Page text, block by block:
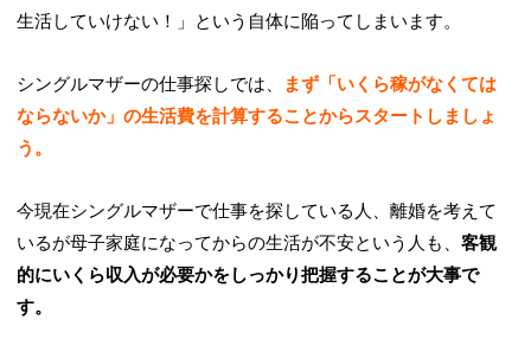
生活していけない！」という自体に陥ってしまいます。
シングルマザーの仕事探しでは、
まず「いくら稼がなくては
ならないか」の生活費を計算することからスタートしましょ
う。
今現在シングルマザーで仕事を探している人、離婚を考えて
いるが母子家庭になってからの生活が不安という人も、客観
的にいくら収入が必要かをしっかり把握することが大事で
す。